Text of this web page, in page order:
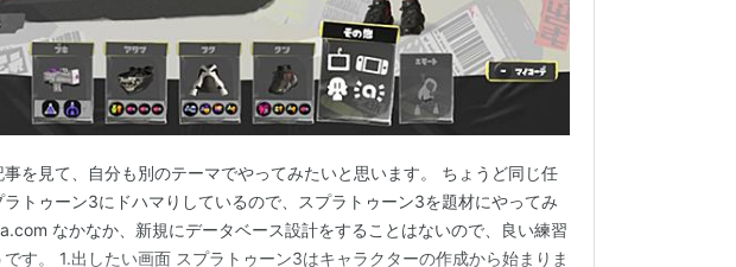
事を見て、自分も別のテーマでやってみたいと思います。 ちょうど同じ任
ラトゥーン3にドハマりしているので、スプラトゥーン3を題材にやってみ
なかなか、新規にデータベース設計をすることはないので、良い練習
です。 1.出したい画面 スプラトゥーン3はキャラクターの作成から始まりま